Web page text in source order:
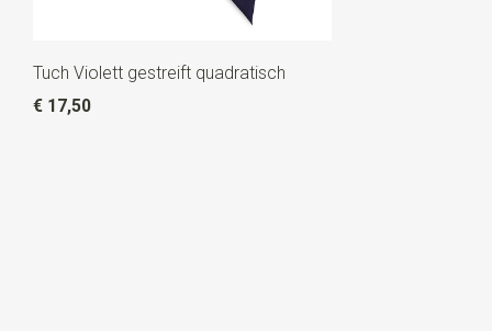
Tuch Violett gestreift quadratisch
€ 17,50